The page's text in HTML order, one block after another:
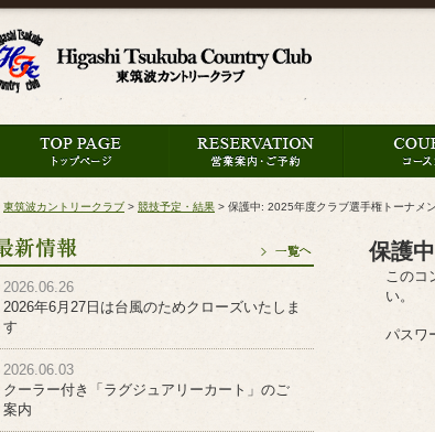
東筑波カントリークラブ > 競技予定・結果 > 保護中: 2025年度クラブ選手権トーナメ
2026.06.26
2026年6月27日は台風のためクローズいたしま
す
2026.06.03
クーラー付き「ラグジュアリーカート」のご
案内
保護
このコ
い。
パスワ